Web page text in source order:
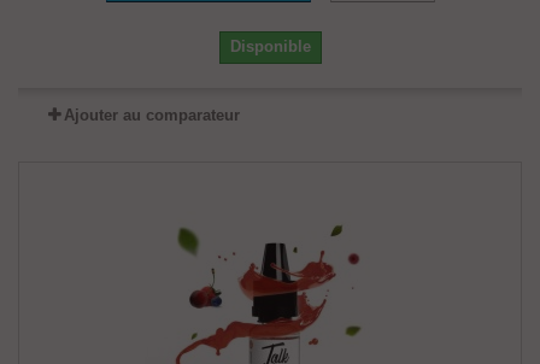
Disponible
Ajouter au comparateur